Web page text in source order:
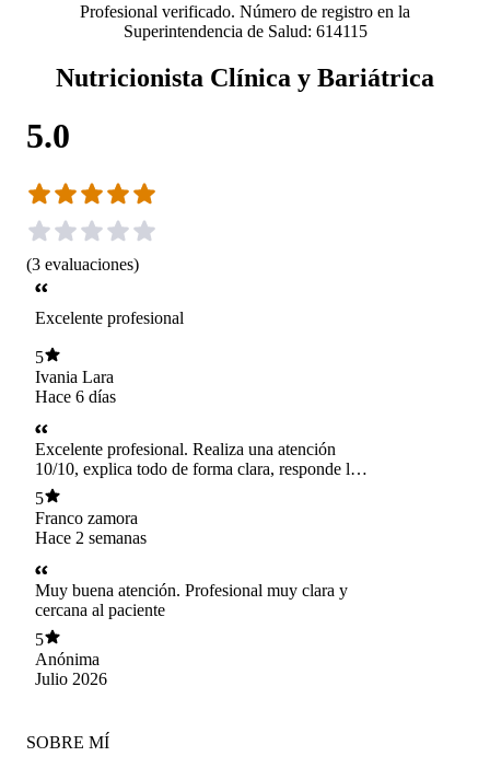
Profesional verificado. Número de registro en la
Superintendencia de Salud: 614115
Nutricionista Clínica y Bariátrica
5.0
(3 evaluaciones)
Excelente profesional
5
Ivania Lara
Hace 6 días
Excelente profesional. Realiza una atención
10/10, explica todo de forma clara, responde las
dudas con paciencia y entrega un plan
personalizado que realmente se adapta a las
necesidades de cada persona. Muy
recomendable.
5
Franco zamora
Hace 2 semanas
Muy buena atención. Profesional muy clara y
cercana al paciente
5
Anónima
Julio 2026
SOBRE MÍ